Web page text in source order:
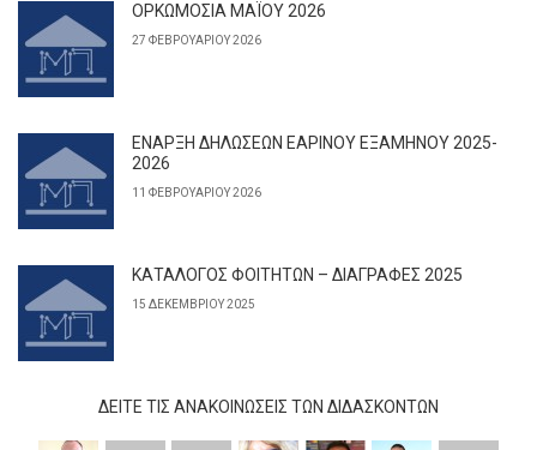
ΟΡΚΩΜΟΣΙΑ ΜΑΪΟΥ 2026
27 ΦΕΒΡΟΥΑΡΊΟΥ 2026
ΕΝΑΡΞΗ ΔΗΛΩΣΕΩΝ ΕΑΡΙΝΟΥ ΕΞΑΜΗΝΟΥ 2025-
2026
11 ΦΕΒΡΟΥΑΡΊΟΥ 2026
ΚΑΤΑΛΟΓΟΣ ΦΟΙΤΗΤΩΝ – ΔΙΑΓΡΑΦΕΣ 2025
15 ΔΕΚΕΜΒΡΊΟΥ 2025
ΔΕΊΤΕ ΤΙΣ ΑΝΑΚΟΙΝΏΣΕΙΣ ΤΩΝ ΔΙΔΆΣΚΟΝΤΩΝ